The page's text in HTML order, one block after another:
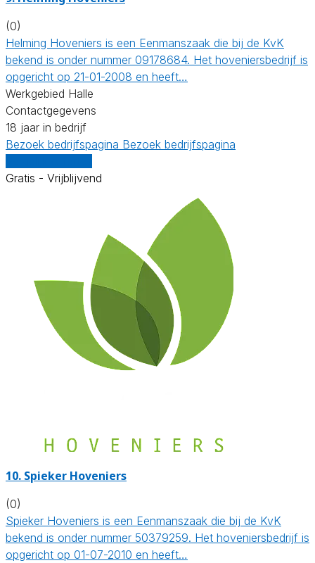
(0)
Helming Hoveniers is een Eenmanszaak die bij de KvK
bekend is onder nummer 09178684. Het hoveniersbedrijf is
opgericht op 21-01-2008 en heeft…
Werkgebied Halle
Contactgegevens
18 jaar in bedrijf
Bezoek bedrijfspagina Bezoek bedrijfspagina
Gratis - Vrijblijvend
10. Spieker Hoveniers
(0)
Spieker Hoveniers is een Eenmanszaak die bij de KvK
bekend is onder nummer 50379259. Het hoveniersbedrijf is
opgericht op 01-07-2010 en heeft…